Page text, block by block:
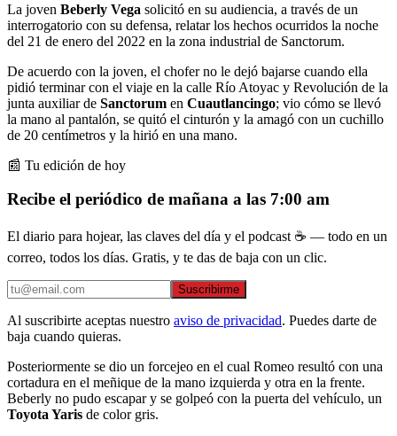
La joven Beberly Vega solicitó en su audiencia, a través de un
interrogatorio con su defensa, relatar los hechos ocurridos la noche
del 21 de enero del 2022 en la zona industrial de Sanctorum.
De acuerdo con la joven, el chofer no le dejó bajarse cuando ella
pidió terminar con el viaje en la calle Río Atoyac y Revolución de la
junta auxiliar de Sanctorum en Cuautlancingo; vio cómo se llevó
la mano al pantalón, se quitó el cinturón y la amagó con un cuchillo
de 20 centímetros y la hirió en una mano.
📰 Tu edición de hoy
Recibe el periódico de mañana a las 7:00 am
El diario para hojear, las claves del día y el podcast ☕ — todo en un
correo, todos los días. Gratis, y te das de baja con un clic.
Suscribirme
Al suscribirte aceptas nuestro aviso de privacidad. Puedes darte de
baja cuando quieras.
Posteriormente se dio un forcejeo en el cual Romeo resultó con una
cortadura en el meñique de la mano izquierda y otra en la frente.
Beberly no pudo escapar y se golpeó con la puerta del vehículo, un
Toyota Yaris de color gris.